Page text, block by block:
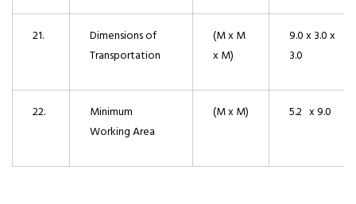
21.
Dimensions of
Transportation
(M x M
x M)
9.0 x 3.0 x
3.0
22.
Minimum
Working Area
(M x M) 5.2 x 9.0